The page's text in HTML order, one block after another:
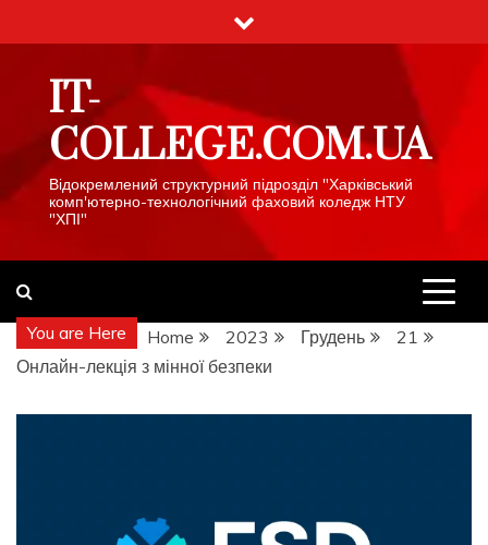
to
IT-
COLLEGE.COM.UA
Відокремлений структурний підрозділ "Харківський
комп'ютерно-технологічний фаховий коледж НТУ
"ХПІ"
You are Here Home 2023 Грудень
21
Онлайн-лекція з мінної безпеки